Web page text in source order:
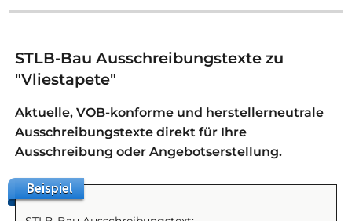
STLB-Bau Ausschreibungstexte zu
"Vliestapete"
Aktuelle, VOB-konforme und herstellerneutrale
Ausschreibungstexte direkt für Ihre
Ausschreibung oder Angebotserstellung.
Beispiel